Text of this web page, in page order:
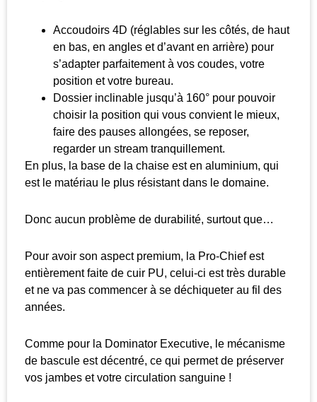
Accoudoirs 4D (réglables sur les côtés, de haut
en bas, en angles et d’avant en arrière) pour
s’adapter parfaitement à vos coudes, votre
position et votre bureau.
Dossier inclinable jusqu’à 160° pour pouvoir
choisir la position qui vous convient le mieux,
faire des pauses allongées, se reposer,
regarder un stream tranquillement.
En plus, la base de la chaise est en aluminium, qui
est le matériau le plus résistant dans le domaine.
Donc aucun problème de durabilité, surtout que…
Pour avoir son aspect premium, la Pro-Chief est
entièrement faite de cuir PU, celui-ci est très durable
et ne va pas commencer à se déchiqueter au fil des
années.
Comme pour la Dominator Executive, le mécanisme
de bascule est décentré, ce qui permet de préserver
vos jambes et votre circulation sanguine !